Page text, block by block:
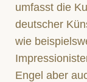
umfasst die
deutscher
wie
Engel aber